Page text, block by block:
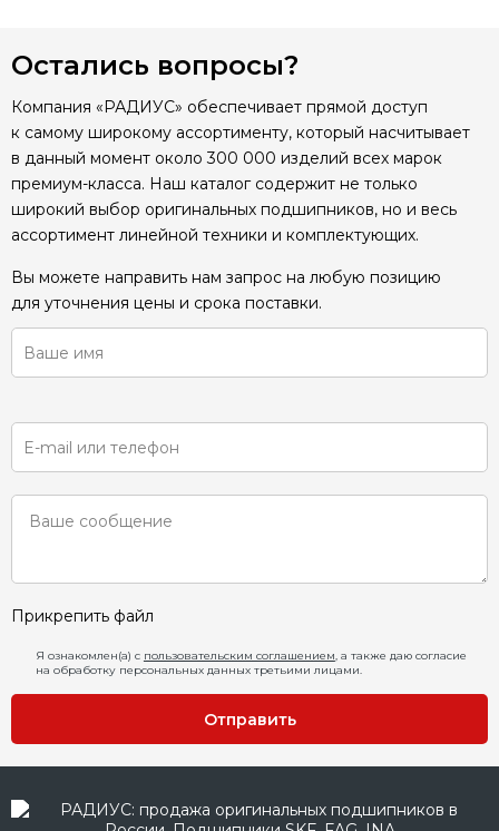
Остались вопросы?
Компания «РАДИУС» обеспечивает прямой доступ
к самому широкому ассортименту, который насчитывает
в данный момент около 300 000 изделий всех марок
премиум-класса. Наш каталог содержит не только
широкий выбор оригинальных подшипников, но и весь
ассортимент линейной техники и комплектующих.
Вы можете направить нам запрос на любую позицию
для уточнения цены и срока поставки.
Прикрепить файл
Я ознакомлен(а) с пользовательским соглашением, а также даю согласие
на обработку персональных данных третьими лицами.
Отправить